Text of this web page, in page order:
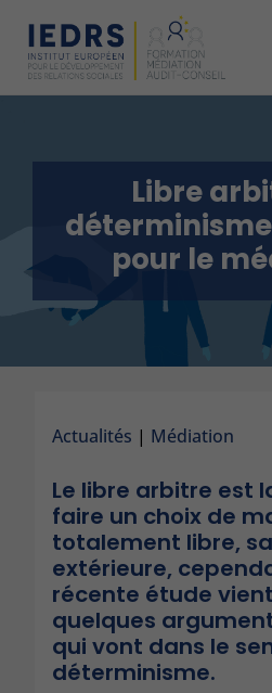
Libre
pour le
Actualités | Médiation
Le libre arbitre est
faire un choix de
totalement libre,
extérieure,
récente étude
quelques
qui vont dans le
déterminisme.